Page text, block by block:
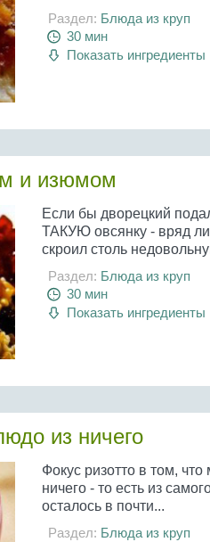
Раздел: Блюда из круп
30 мин
Показать ингредиенты
и изюмом
Если бы дворецкий
ТАКУЮ овсянку - вряд
скроил столь
Раздел: Блюда из круп
30 мин
Показать ингредиенты
из ничего
Фокус ризотто в том,
ничего - то есть из
осталось в почти...
Раздел: Блюда из круп